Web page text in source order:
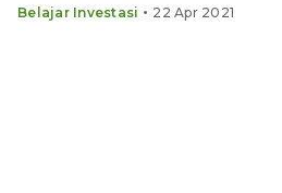
Belajar Investasi • 22 Apr 2021